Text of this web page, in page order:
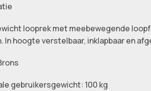
looprek met meebewegende
In hoogte verstelbaar, inklapbaar en
gebruikersgewicht: 100 kg